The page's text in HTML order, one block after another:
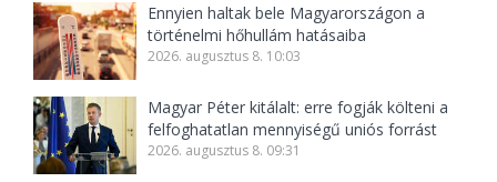
Ennyien haltak bele Magyarországon a
történelmi hőhullám hatásaiba
2026. augusztus 8. 10:03
Magyar Péter kitálalt: erre fogják költeni a
felfoghatatlan mennyiségű uniós forrást
2026. augusztus 8. 09:31